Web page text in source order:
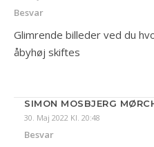
Besvar
Glimrende billeder ved du
åbyhøj skiftes
SIMON MOSBJERG
30. Maj 2022 Kl. 20:48
Besvar